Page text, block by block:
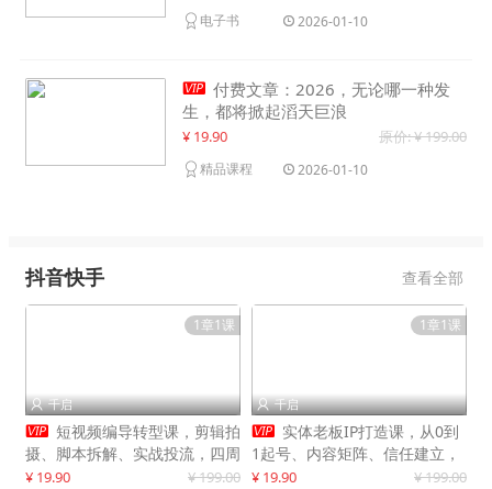
电子书 2026-01-10
 付费文章：2026，无论哪一种发
生，都将掀起滔天巨浪
¥ 19.90 原价: ¥ 199.00
精品课程 2026-01-10
抖音快手 查看全部
1章1课
 千启
 短视频编导转型课，剪辑拍
摄、脚本拆解、实战投流，四周
系统教学，快速入行月入2w+
¥ 19.90 ¥ 199.00
1章1课
 千启
 实体老板IP打造课，从0到
1起号、内容矩阵、信任建立，
打造门店IP，稳定获客增收
¥ 19.90 ¥ 199.00